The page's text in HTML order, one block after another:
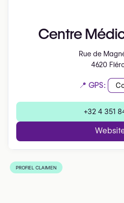
Centre
Rue de
4620
📍 GPS:
+32 4 351
PROFIEL CLAIMEN